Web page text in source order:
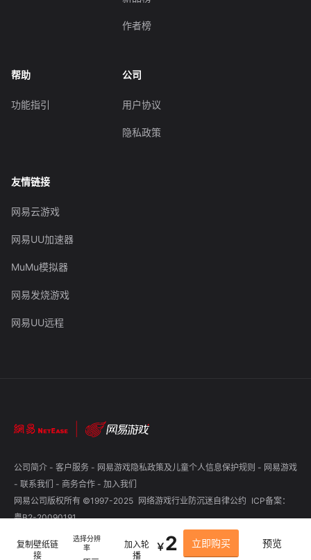
复制壁纸链
接
选择分辨
率
加入轮
播
￥2 立即购买 预览
作者榜
帮助
功能指引
公司
用户协议
隐私政策
友情链接
网易云游戏
网易UU加速器
MuMu模拟器
网易发烧游戏
网易UU远程
公司简介 - 客户服务 - 网易游戏隐私政策及儿童个人信息保护规则 - 网易游戏
- 联系我们 - 商务合作 - 加入我们
网易公司版权所有 ©1997-2025 网络游戏行业防沉迷自律公约 ICP备案：
粤B2-20090191